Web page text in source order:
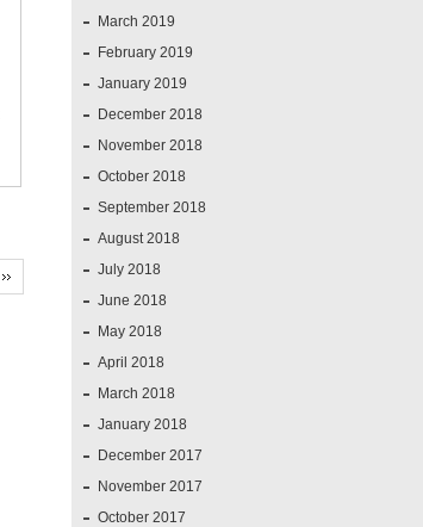
March 2019
February 2019
January 2019
December 2018
November 2018
October 2018
September 2018
August 2018
July 2018
June 2018
May 2018
April 2018
March 2018
January 2018
December 2017
November 2017
October 2017